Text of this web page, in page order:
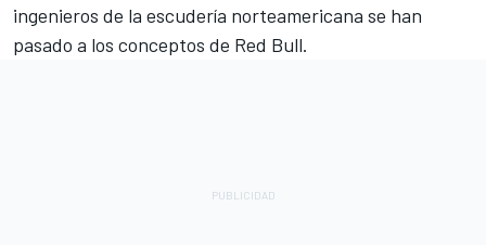
ingenieros de la escudería norteamericana se han
pasado a los conceptos de Red Bull.